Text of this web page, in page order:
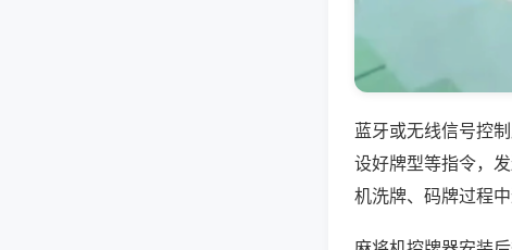
蓝牙或无线信号控
设好牌型等指令，
机洗牌、码牌过程